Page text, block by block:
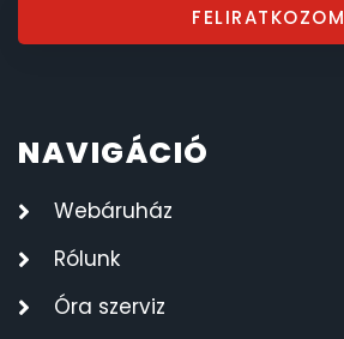
FELIRATKOZOM
NAVIGÁCIÓ
Webáruház
Rólunk
Óra szerviz